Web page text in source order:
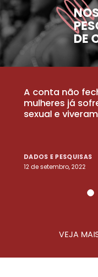
DE
A conta não
mulheres já
sexual e
DADOS E PESQUISAS
12 de setembro, 2022
VEJA